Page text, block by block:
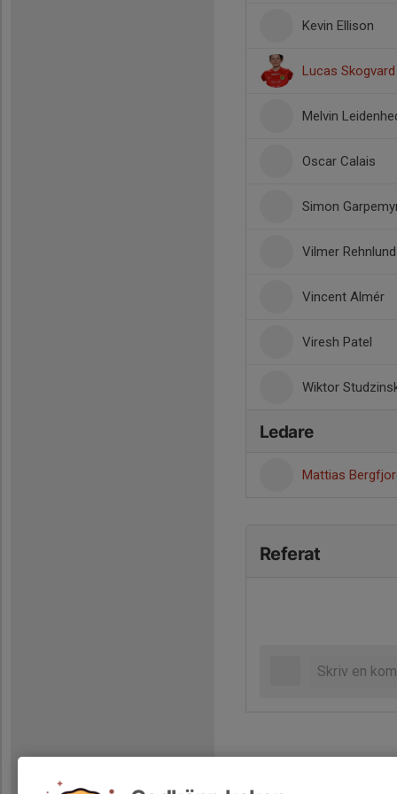
Kevin Ellison
Lucas Skogvard
Melvin
Oscar Calais
Simon
Vilmer Rehnlund
Vincent Almér
Viresh Patel
Wiktor
Ledare
Mattias
Referat